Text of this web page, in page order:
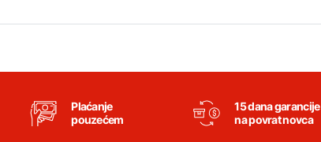
Plaćanje
pouzećem
15 dana garancije
na povrat novca